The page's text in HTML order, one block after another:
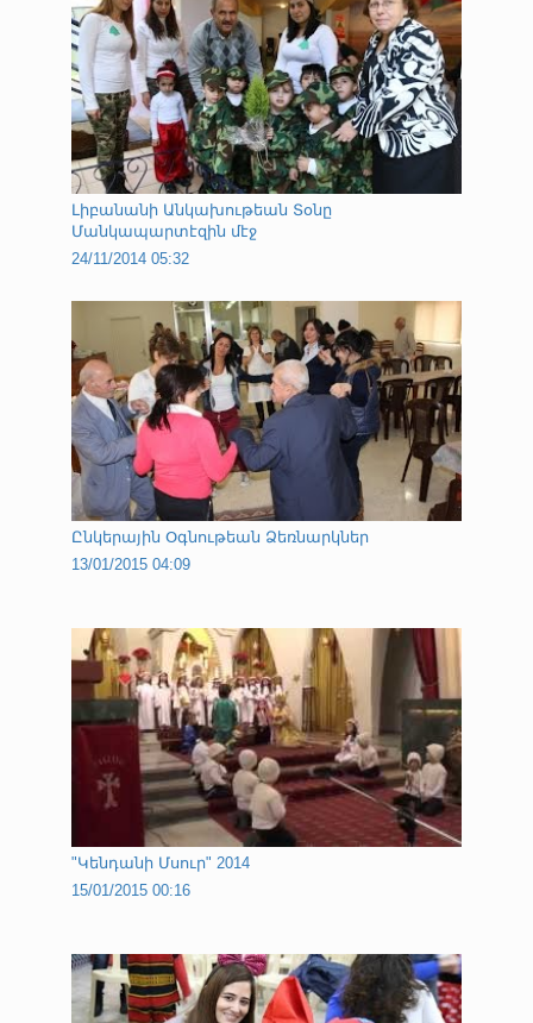
Լիբանանի Անկախութեան Տօնը
Մանկապարտէզին մէջ
24/11/2014 05:32
Ընկերային Օգնութեան Ձեռնարկներ
13/01/2015 04:09
"Կենդանի Մսուր" 2014
15/01/2015 00:16